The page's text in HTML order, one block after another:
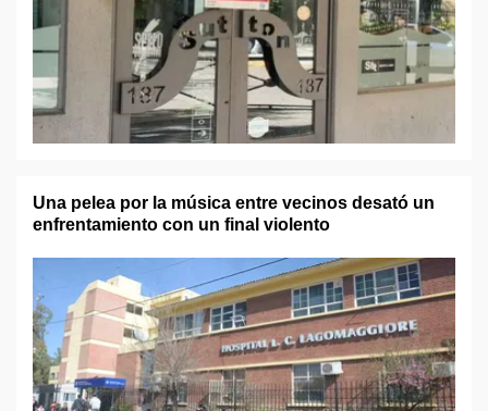
Una pelea por la música entre vecinos desató un
enfrentamiento con un final violento